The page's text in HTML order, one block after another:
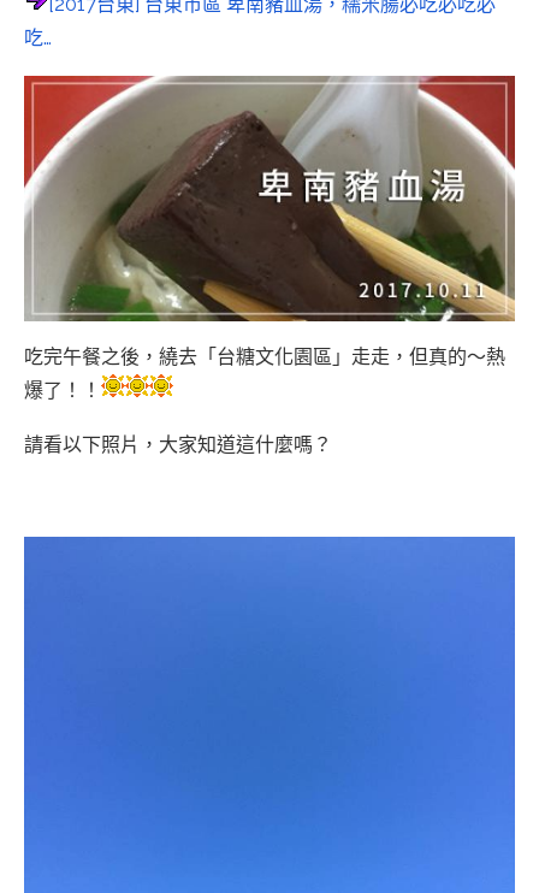
[2017台東] 台東市區 卑南豬血湯，糯米腸必吃必吃必
吃…
吃完午餐之後，繞去「台糖文化園區」走走，但真的～熱
爆了！！
請看以下照片，大家知道這什麼嗎？